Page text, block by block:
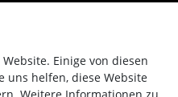
Einige von diesen
uns helfen, diese Website